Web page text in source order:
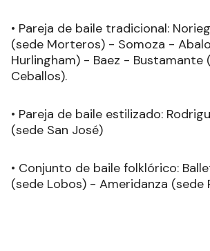
• Pareja de baile tradicional:
(sede Morteros) - Somoza -
Hurlingham) - Baez - Bustamante
Ceballos).
• Pareja de baile estilizado:
(sede San José)
• Conjunto de baile folklórico:
(sede Lobos) - Ameridanza (sede